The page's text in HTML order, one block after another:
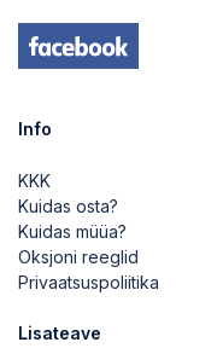
Info
KKK
Kuidas osta?
Kuidas müüa?
Oksjoni reeglid
Privaatsuspoliitika
Lisateave